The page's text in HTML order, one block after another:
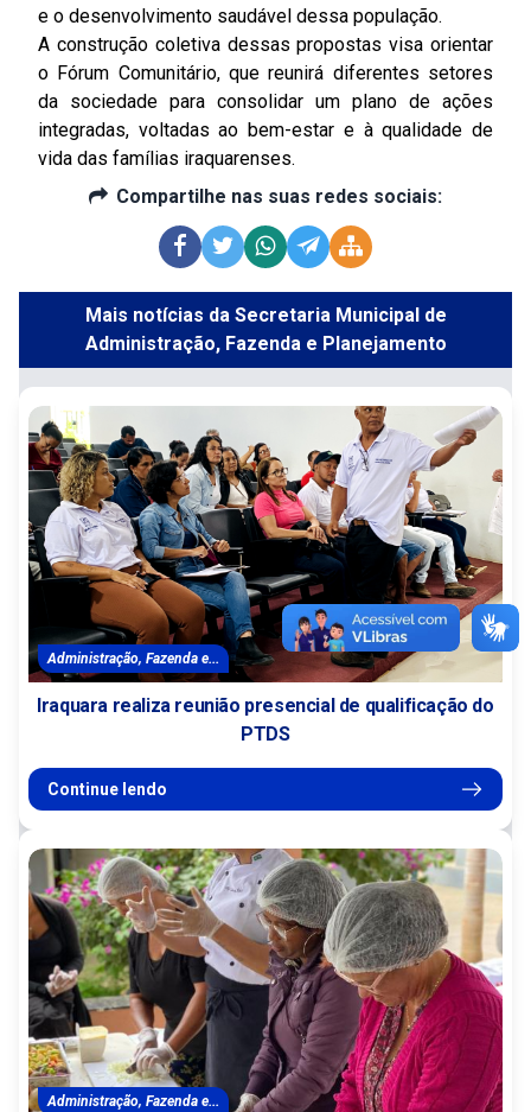
e o desenvolvimento saudável dessa população.
A construção coletiva dessas propostas visa orientar
o Fórum Comunitário, que reunirá diferentes setores
da sociedade para consolidar um plano de ações
integradas, voltadas ao bem-estar e à qualidade de
vida das famílias iraquarenses.
Compartilhe nas suas redes sociais:
Mais notícias da Secretaria Municipal de
Administração, Fazenda e Planejamento
Administração, Fazenda e...
Iraquara realiza reunião presencial de qualificação do
PTDS
Continue lendo
Administração, Fazenda e...